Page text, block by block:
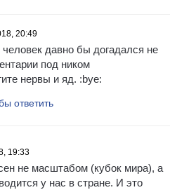
20:49
давно бы догадался не
под ником
нервы и яд. :bye:
ответить
19:33
не масштабом (кубок мира), а
у нас в стране. И это